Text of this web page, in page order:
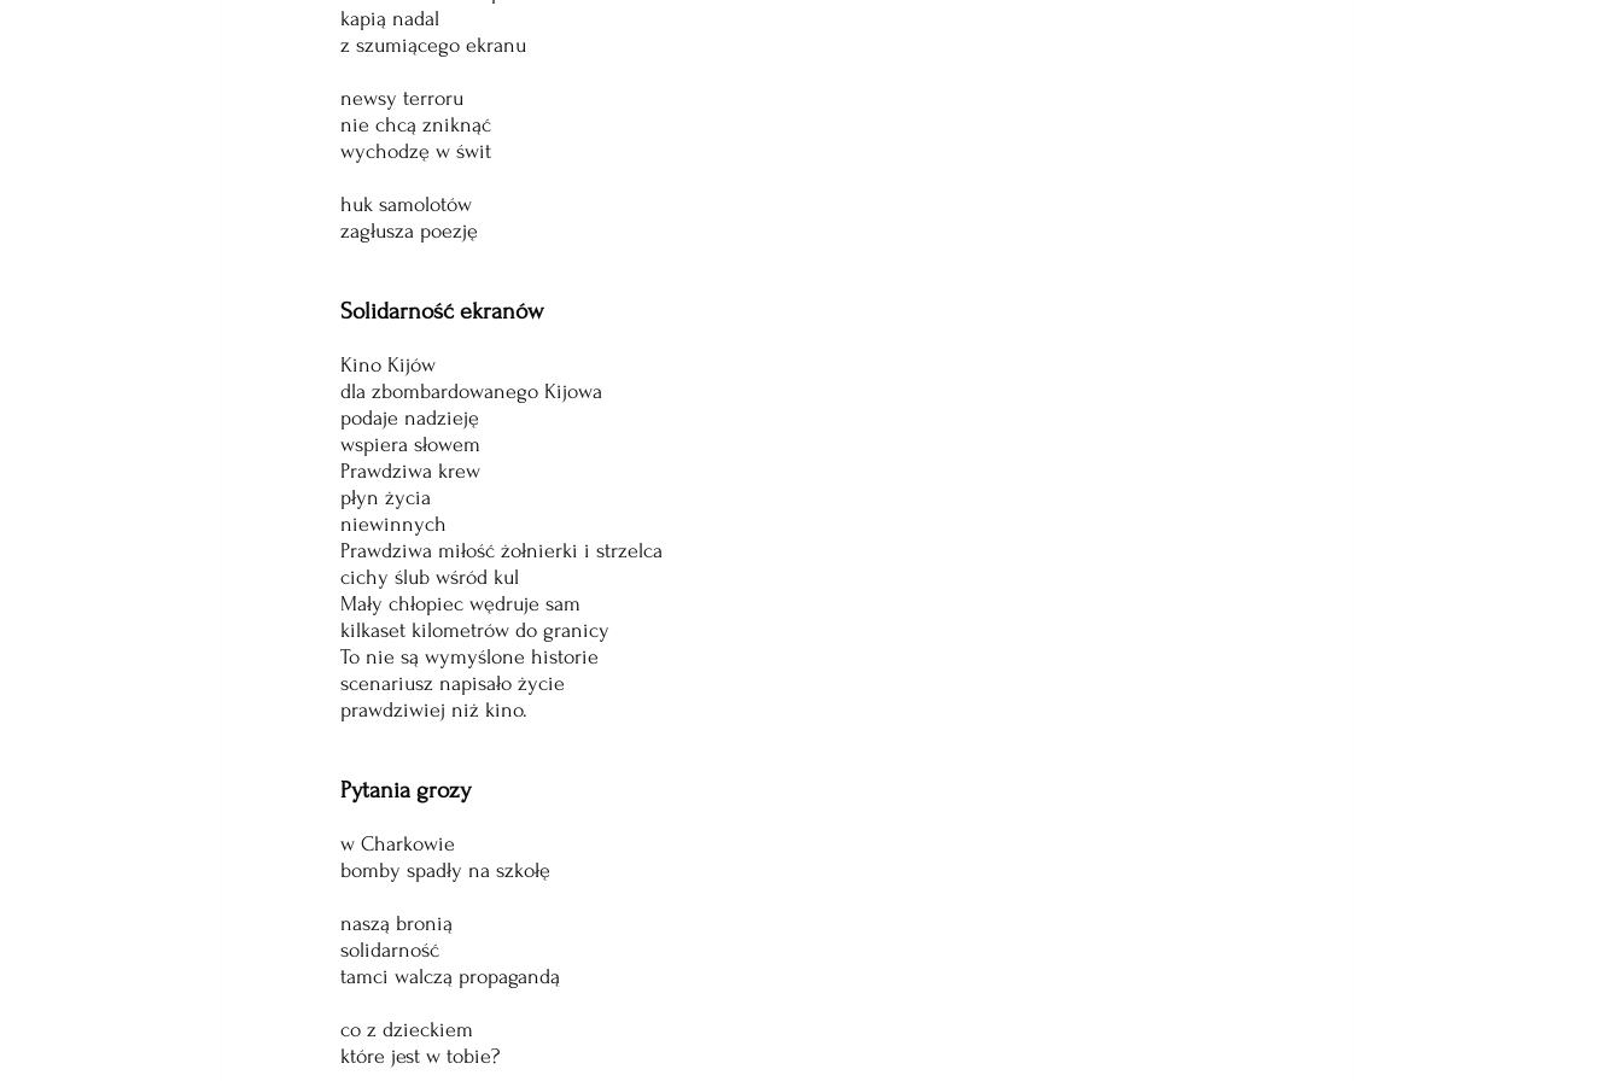
kapią nadal
z szumiącego ekranu
newsy terroru
nie chcą zniknąć
wychodzę w świt
huk samolotów
zagłusza poezję
Solidarność ekranów
Kino Kijów
dla zbombardowanego Kijowa
podaje nadzieję
wspiera słowem
Prawdziwa krew
płyn życia
niewinnych
Prawdziwa miłość żołnierki i strzelca
cichy ślub wśród kul
Mały chłopiec wędruje sam
kilkaset kilometrów do granicy
To nie są wymyślone historie
scenariusz napisało życie
prawdziwiej niż kino.
Pytania grozy
w Charkowie
bomby spadły na szkołę
naszą bronią
solidarność
tamci walczą propagandą
co z dzieckiem
które jest w tobie?